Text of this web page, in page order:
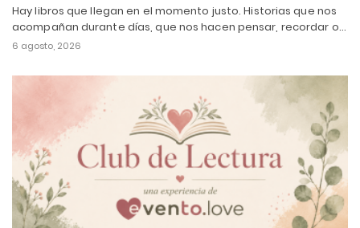
Hay libros que llegan en el momento justo. Historias que nos
acompañan durante días, que nos hacen pensar, recordar o…
6 agosto, 2026